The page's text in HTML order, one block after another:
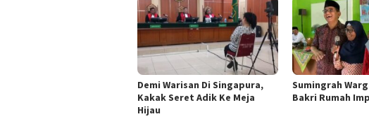
Demi Warisan Di Singapura,
Kakak Seret Adik Ke Meja
Hijau
Sumingrah
Bakri Rumah